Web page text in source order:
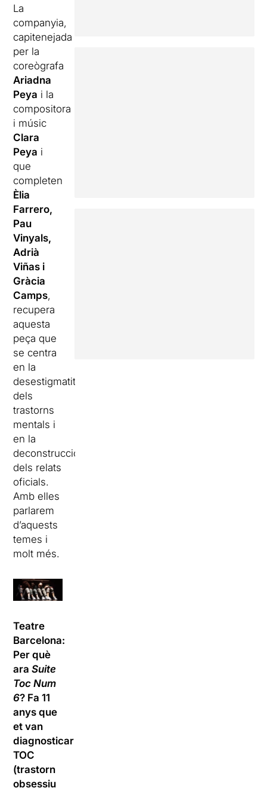
La
companyia,
capitenejada
per la
coreògrafa
Ariadna
Peya i la
compositora
i músic
Clara
Peya i
que
completen
Èlia
Farrero,
Pau
Vinyals,
Adrià
Viñas i
Gràcia
Camps,
recupera
aquesta
peça que
se centra
en la
desestigmatització
dels
trastorns
mentals i
en la
deconstrucció
dels relats
oficials.
Amb elles
parlarem
d’aquests
temes i
molt més.
Teatre
Barcelona:
Per què
araSuite
Toc Num
6? Fa 11
anys que
et van
diagnosticar
TOC
(trastorn
obsessiu